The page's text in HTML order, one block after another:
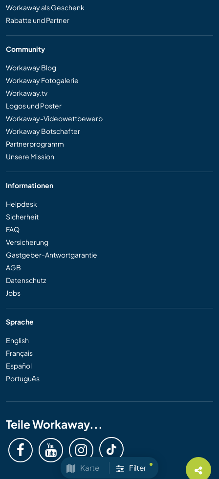
Karte Filter
Workaway als Geschenk
Rabatte und Partner
Community
Workaway Blog
Workaway Fotogalerie
Workaway.tv
Logos und Poster
Workaway-Videowettbewerb
Workaway Botschafter
Partnerprogramm
Unsere Mission
Informationen
Helpdesk
Sicherheit
FAQ
Versicherung
Gastgeber-Antwortgarantie
AGB
Datenschutz
Jobs
Sprache
English
Français
Español
Português
Teile Workaway...